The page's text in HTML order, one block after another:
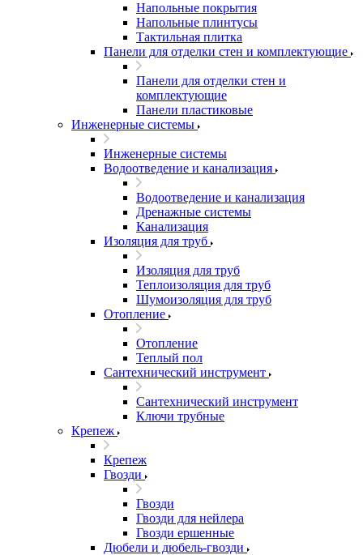
Напольные покрытия
Напольные плинтусы
Тактильная плитка
Панели для отделки стен и комплектующие
Панели для отделки стен и
комплектующие
Панели пластиковые
Инженерные системы
Инженерные системы
Водоотведение и канализация
Водоотведение и канализация
Дренажные системы
Канализация
Изоляция для труб
Изоляция для труб
Теплоизоляция для труб
Шумоизоляция для труб
Отопление
Отопление
Теплый пол
Сантехнический инструмент
Сантехнический инструмент
Ключи трубные
Крепеж
Крепеж
Гвозди
Гвозди
Гвозди для нейлера
Гвозди ершенные
Дюбели и дюбель-гвозди